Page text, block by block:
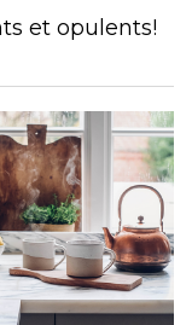
et opulents!